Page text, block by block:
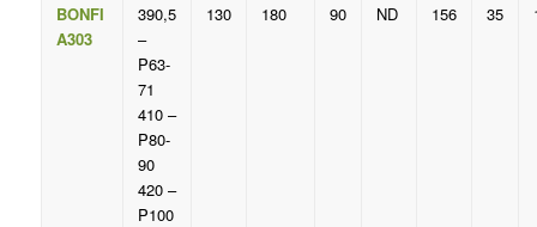
BONFI
A303
390,5
–
P63-
71
410 –
P80-
90
420 –
P100
130 180 90 ND 156 35